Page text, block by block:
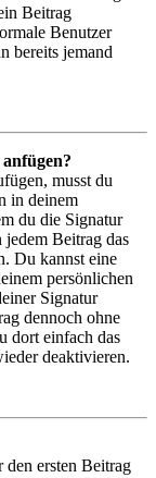
Beitrag
Benutzer
bereits jemand
musst du
in deinem
du die Signatur
jedem Beitrag das
Du kannst eine
persönlichen
Signatur
dennoch ohne
dort einfach das
deaktivieren.
den ersten Beitrag